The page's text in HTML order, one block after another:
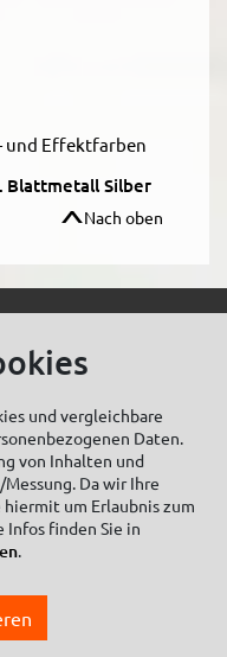
und Effektfarben
Blattmetall Silber
Nach oben
und vergleichbare
Daten.
von Inhalten und
Da wir Ihre
um Erlaubnis zum
Infos finden Sie in
.